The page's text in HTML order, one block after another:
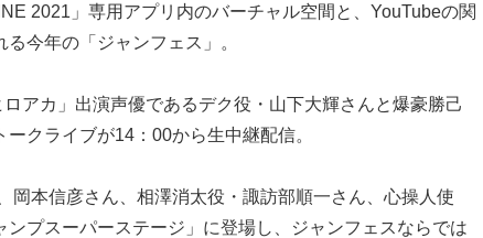
2021」専用アプリ内のバーチャル空間と、YouTubeの関
今年の「ジャンフェス」。
アカ」出演声優であるデク役・山下大輝さんと爆豪勝己
クライブが14：00から生中継配信。
岡本信彦さん、相澤消太役・諏訪部順一さん、心操人使
ンプスーパーステージ」に登場し、ジャンフェスならでは